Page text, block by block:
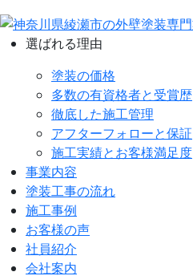
選ばれる理由
塗装の価格
多数の有資格者と受賞歴
徹底した施工管理
アフターフォローと保証
施工実績とお客様満足度
事業内容
塗装工事の流れ
施工事例
お客様の声
社員紹介
会社案内